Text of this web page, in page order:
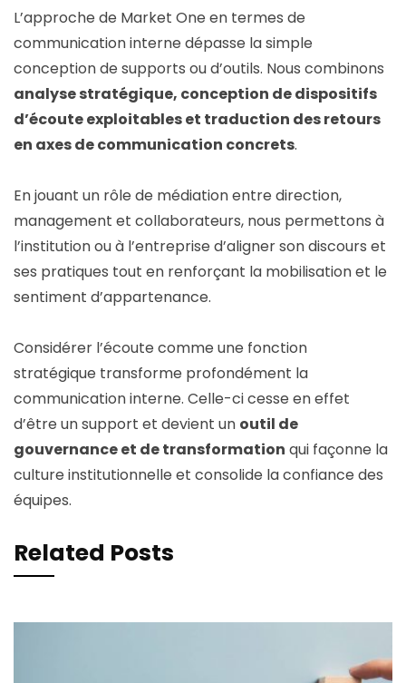
L’approche de Market One en termes de
communication interne dépasse la simple
conception de supports ou d’outils. Nous combinons
analyse stratégique, conception de dispositifs
d’écoute exploitables et traduction des retours
en axes de communication concrets.
En jouant un rôle de médiation entre direction,
management et collaborateurs, nous permettons à
l’institution ou à l’entreprise d’aligner son discours et
ses pratiques tout en renforçant la mobilisation et le
sentiment d’appartenance.
Considérer l’écoute comme une fonction
stratégique transforme profondément la
communication interne. Celle-ci cesse en effet
d’être un support et devient un outil de
gouvernance et de transformation qui façonne la
culture institutionnelle et consolide la confiance des
équipes.
Related Posts